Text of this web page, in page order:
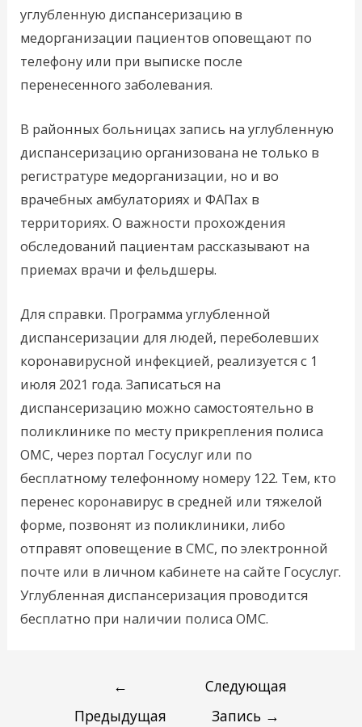
углубленную диспансеризацию в
медорганизации пациентов оповещают по
телефону или при выписке после
перенесенного заболевания.
В районных больницах запись на углубленную
диспансеризацию организована не только в
регистратуре медорганизации, но и во
врачебных амбулаториях и ФАПах в
территориях. О важности прохождения
обследований пациентам рассказывают на
приемах врачи и фельдшеры.
Для справки. Программа углубленной
диспансеризации для людей, переболевших
коронавирусной инфекцией, реализуется с 1
июля 2021 года. Записаться на
диспансеризацию можно самостоятельно в
поликлинике по месту прикрепления полиса
ОМС, через портал Госуслуг или по
бесплатному телефонному номеру 122. Тем, кто
перенес коронавирус в средней или тяжелой
форме, позвонят из поликлиники, либо
отправят оповещение в СМС, по электронной
почте или в личном кабинете на сайте Госуслуг.
Углубленная диспансеризация проводится
бесплатно при наличии полиса ОМС.
←
Предыдущая
Следующая
Запись →